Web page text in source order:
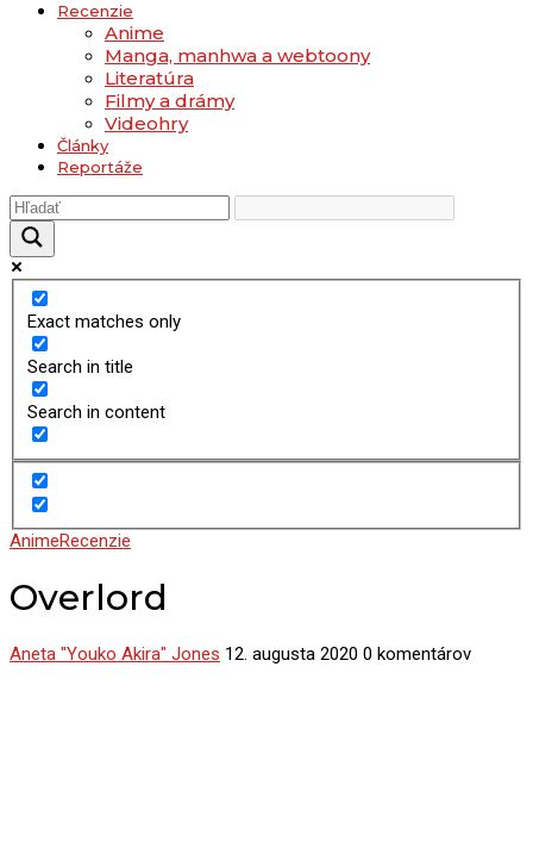
Recenzie
Anime
Manga, manhwa a webtoony
Literatúra
Filmy a drámy
Videohry
Články
Reportáže
Exact matches only
Search in title
Search in content
AnimeRecenzie
Overlord
Aneta "Youko Akira" Jones 12. augusta 2020 0 komentárov